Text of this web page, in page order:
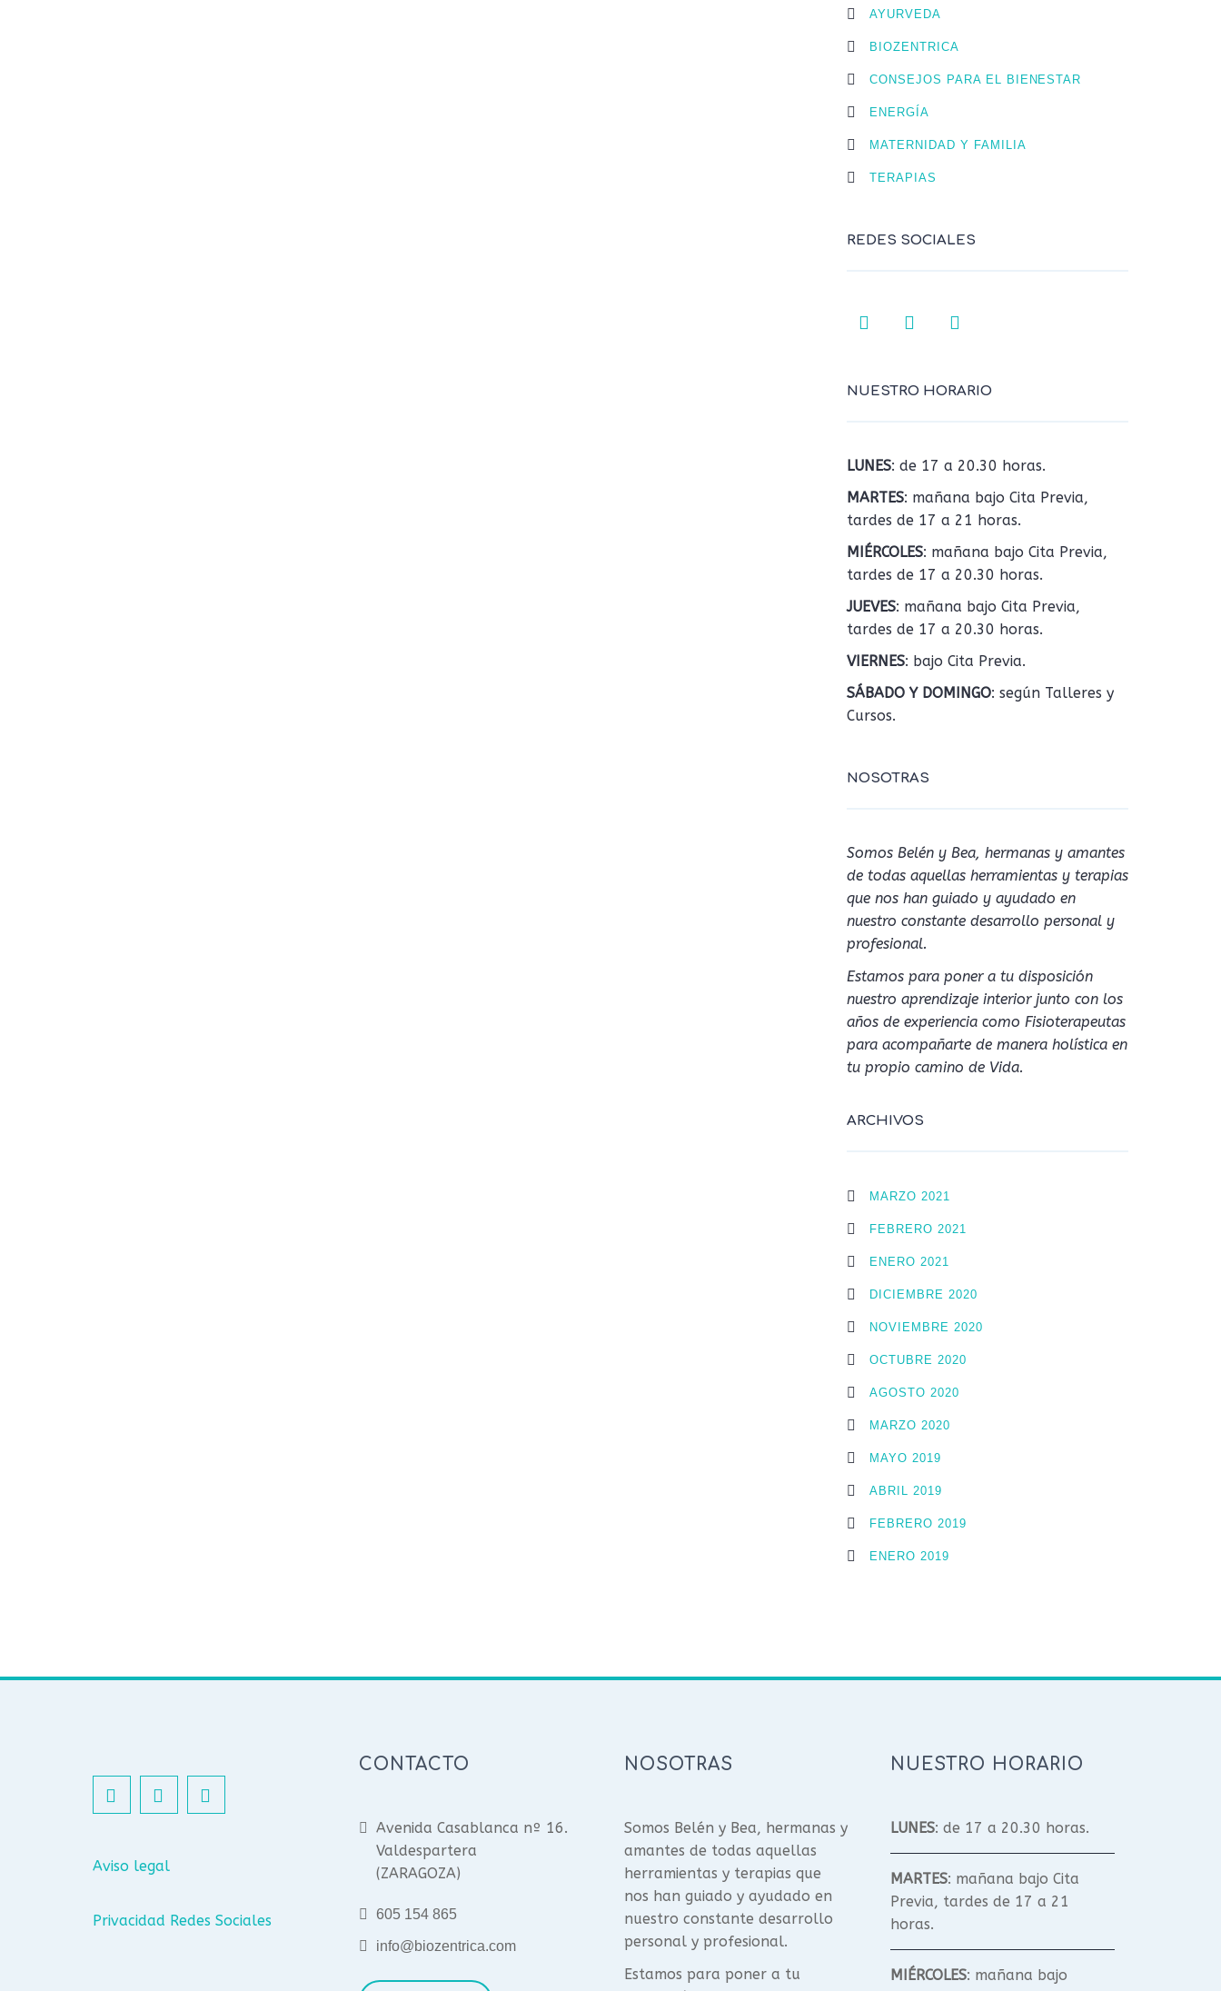
AYURVEDA
BIOZENTRICA
CONSEJOS PARA EL BIENESTAR
ENERGÍA
MATERNIDAD Y FAMILIA
TERAPIAS
REDES SOCIALES
NUESTRO HORARIO
LUNES: de 17 a 20.30 horas.
MARTES: mañana bajo Cita Previa,
tardes de 17 a 21 horas.
MIÉRCOLES: mañana bajo Cita Previa,
tardes de 17 a 20.30 horas.
JUEVES: mañana bajo Cita Previa,
tardes de 17 a 20.30 horas.
VIERNES: bajo Cita Previa.
SÁBADO Y DOMINGO: según Talleres y
Cursos.
NOSOTRAS
Somos Belén y Bea, hermanas y amantes
de todas aquellas herramientas y terapias
que nos han guiado y ayudado en
nuestro constante desarrollo personal y
profesional.
Estamos para poner a tu disposición
nuestro aprendizaje interior junto con los
años de experiencia como Fisioterapeutas
para acompañarte de manera holística en
tu propio camino de Vida.
ARCHIVOS
MARZO 2021
FEBRERO 2021
ENERO 2021
DICIEMBRE 2020
NOVIEMBRE 2020
OCTUBRE 2020
AGOSTO 2020
MARZO 2020
MAYO 2019
ABRIL 2019
FEBRERO 2019
ENERO 2019
Aviso legal
Privacidad Redes Sociales
CONTACTO
Avenida Casablanca nº 16.
Valdespartera
(ZARAGOZA)
605 154 865
info@biozentrica.com
NOSOTRAS
Somos Belén y Bea, hermanas y
amantes de todas aquellas
herramientas y terapias que
nos han guiado y ayudado en
nuestro constante desarrollo
personal y profesional.
Estamos para poner a tu
NUESTRO HORARIO
LUNES: de 17 a 20.30 horas.
MARTES: mañana bajo Cita
Previa, tardes de 17 a 21
horas.
MIÉRCOLES: mañana bajo